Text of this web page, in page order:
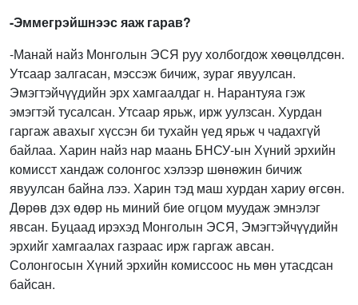
-Эммегрэйшнээс яаж гарав?
-Манай найз Монголын ЭСЯ руу холбогдож хөөцөлдсөн.
Утсаар залгасан, мэссэж бичиж, зураг явуулсан.
Эмэгтэйчүүдийн эрх хамгаалдаг н. Нарантуяа гэж
эмэгтэй тусалсан. Утсаар ярьж, ирж уулзсан. Хурдан
гаргаж авахыг хүссэн би тухайн үед ярьж ч чадахгүй
байлаа. Харин найз нар маань БНСУ-ын Хүний эрхийн
комисст хандаж солонгос хэлээр шөнөжин бичиж
явуулсан байна лээ. Харин тэд маш хурдан хариу өгсөн.
Дөрөв дэх өдөр нь миний бие огцом муудаж эмнэлэг
явсан. Буцаад ирэхэд Монголын ЭСЯ, Эмэгтэйчүүдийн
эрхийг хамгаалах газраас ирж гаргаж авсан.
Солонгосын Хүний эрхийн комиссоос нь мөн утасдсан
байсан.